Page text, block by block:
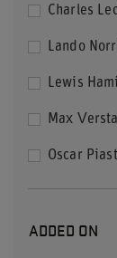
Charles
Lando
Lewis
Max
Oscar
ADDED ON